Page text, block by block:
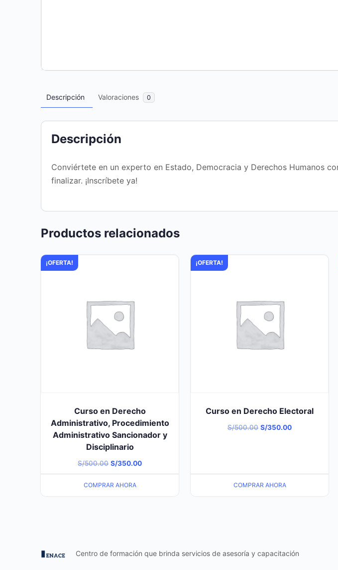
Descripción Valoraciones 0
Descripción
Conviértete en un experto en Estado, Democracia y Derechos Humanos
finalizar. ¡Inscríbete ya!
Productos relacionados
¡OFERTA!
Curso en Derecho
Administrativo, Procedimiento
Administrativo Sancionador y
Disciplinario
S/500.00 El
precio
original
S/350.00El
precio
COMPRAR AHORA
¡OFERTA!
Curso en Derecho Electoral
S/500.00 El
S/350.00El
COMPRAR AHORA
Centro de formación que brinda servicios de asesoría y capacitación